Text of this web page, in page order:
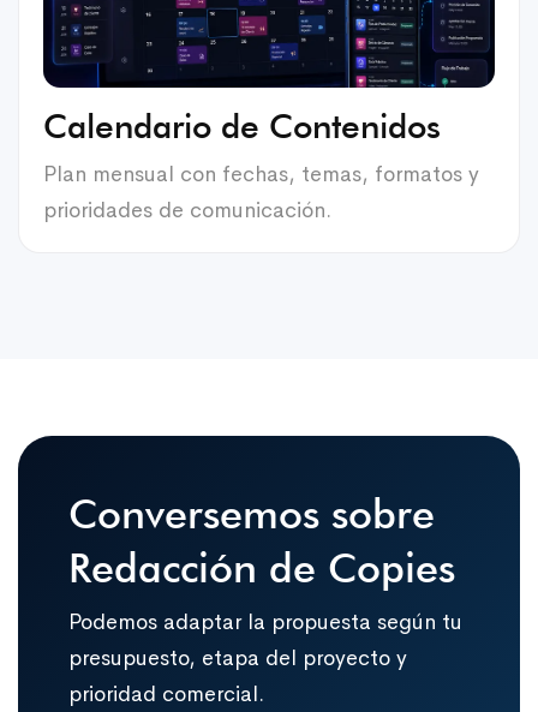
Calendario de Contenidos
Plan mensual con fechas, temas, formatos y
prioridades de comunicación.
Conversemos sobre
Redacción de Copies
Podemos adaptar la propuesta según tu
presupuesto, etapa del proyecto y
prioridad comercial.